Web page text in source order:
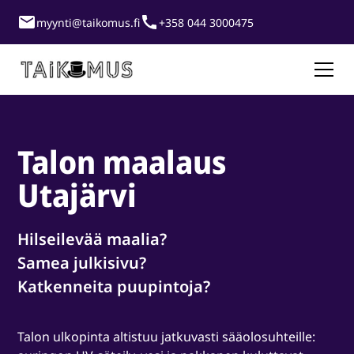
myynti@taikomus.fi +358 044 3000475
Talon maalaus
Utajärvi
Hilseilevää maalia?
Samea julkisivu?
Katkenneita puupintoja?
Talon ulkopinta altistuu jatkuvasti sääolosuhteille: